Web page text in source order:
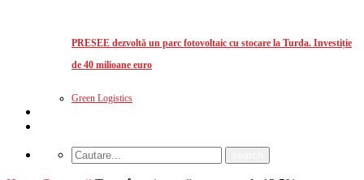
PRESEE dezvoltă un parc fotovoltaic cu stocare la Turda. Investiție
de 40 milioane euro
Green Logistics